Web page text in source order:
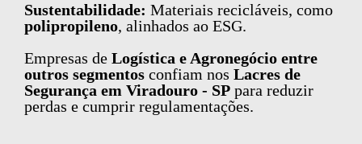
Sustentabilidade: Materiais recicláveis, como
polipropileno, alinhados ao ESG.
Empresas de Logística e Agronegócio entre
outros segmentos confiam nos Lacres de
Segurança em Viradouro - SP para reduzir
perdas e cumprir regulamentações.